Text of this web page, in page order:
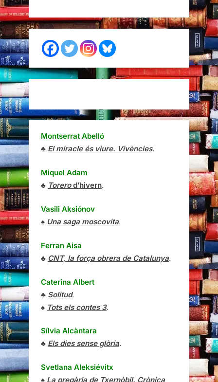
Montserrat Abelló
♣ El miracle és viure. Vivències.
Miquel Adam
♣ Torerod’hivern.
Vasili Aksiónov
♠ Una saga moscovita.
Ferran Aisa
♣ CNT, la força obrera de Catalunya.
Caterina Albert
♣ Solitud.
♠ Tots els contes 3.
Sílvia Alcàntara
♣ Els dies sense glòria.
Svetlana Aleksiévitx
♠ La pregària de Txernòbil. Crònica